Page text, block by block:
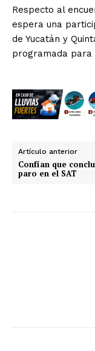
Respecto al
espera una
de Yucatán y
programada para
Artículo anterior
Confían que
paro en el SAT